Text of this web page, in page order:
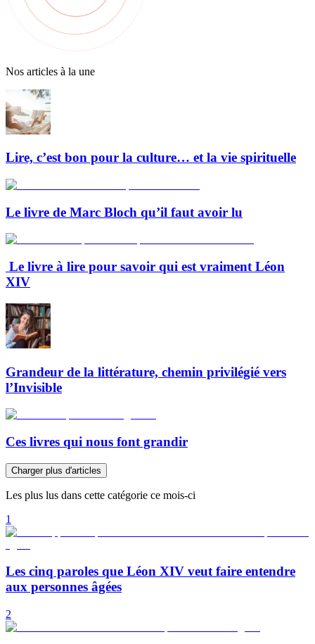
Nos articles à la une
Lire, c’est bon pour la culture… et la vie spirituelle
Le livre de Marc Bloch qu’il faut avoir lu
Le livre à lire pour savoir qui est vraiment Léon
XIV
Grandeur de la littérature, chemin privilégié vers
l’Invisible
Ces livres qui nous font grandir
Charger plus d'articles
Les plus lus dans cette catégorie ce mois-ci
1
Les cinq paroles que Léon XIV veut faire entendre
aux personnes âgées
2